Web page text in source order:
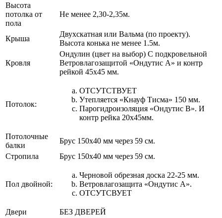
Высота
потолка от
пола
Не менее 2,30-2,35м.
Крыша
Двухскатная или Вальма (по проекту).
Высота конька не менее 1.5м.
Кровля
Ондулин (цвет на выбор) С подкровельной
Ветровлагозащитой «Ондутис А» и контр
рейкой 45х45 мм.
Потолок:
ОТСУТСТВУЕТ
Утепляется «Кнауф Тисма» 150 мм.
Парогидроизоляция «Ондутис В». И
контр рейка 20х45мм.
Потолочные
балки
Брус 150х40 мм через 59 см.
Стропила
Брус 150х40 мм через 59 см.
Пол двойной:
Черновой обрезная доска 22-25 мм.
Ветровлагозащита «Ондутис А».
ОТСУТСВУЕТ
Двери БЕЗ ДВЕРЕЙ